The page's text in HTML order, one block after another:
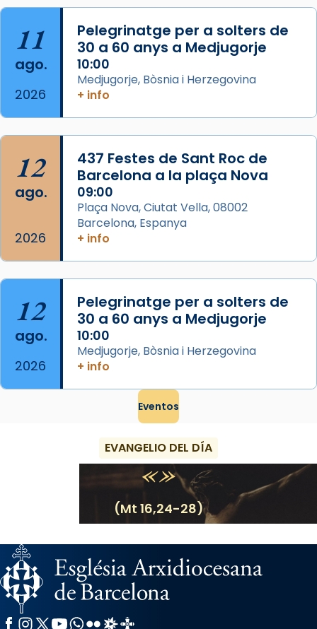
Acompanyant la història de sant Cugat, a
partir de l’Edat Mitjana sorgeix la tradició
que les santes Juliana (“relatiu a Júlia”) i
Semproniana (“relatiu a Semprònia =
eterna”) són deixebles seves. I l’any 1667, el
frare Joan Gaspar Roig, afirma en una obra
que les santes són filles de l’antiga Iluro.
Mataró en reivindicarà les relíq
Foto
View on Facebook · Share
11
ago.
2026
Pelegrinatge per a solters de
30 a 60 anys a Medjugorje
10:00
Medjugorje, Bòsnia i Herzegovina
+ info
12
ago.
2026
437 Festes de Sant Roc de
Barcelona a la plaça Nova
09:00
Plaça Nova, Ciutat Vella, 08002
Barcelona, Espanya
+ info
12
ago.
2026
Pelegrinatge per a solters de
30 a 60 anys a Medjugorje
10:00
Medjugorje, Bòsnia i Herzegovina
+ info
Eventos
EVANGELIO DEL DÍA
(Mt 16,24-28)
Facebook
Instagram
X / Twitter
YouTube
WhatsApp
FlickrRadio Estel
Catalunya Cristiana